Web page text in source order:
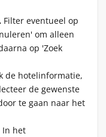
Filter eventueel op
om alleen
op 'Zoek
de hotelinformatie,
de gewenste
te gaan naar het
In het